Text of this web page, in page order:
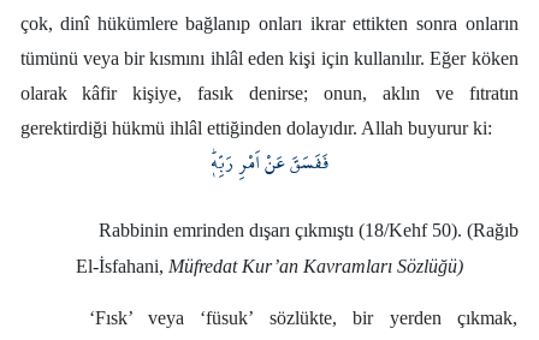
çok, dinî hükümlere bağlanıp onları ikrar ettikten sonra onların
tümünü veya bir kısmını ihlâl eden kişi için kullanılır. Eğer köken
olarak kâfir kişiye, fasık denirse; onun, aklın ve fıtratın
gerektirdiği hükmü ihlâl ettiğinden dolayıdır. Allah buyurur ki:
فَفَسَقَ عَنْ اَمْرِ رَبِّه۪ۜ
Rabbinin emrinden dışarı çıkmıştı (18/Kehf 50). (Rağıb
El-İsfahani, Müfredat Kur’an Kavramları Sözlüğü)
‘Fısk’ veya ‘füsuk’ sözlükte, bir yerden çıkmak,